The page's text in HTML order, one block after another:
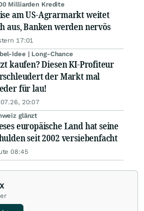
Milliarden Kredite
am US-Agrarmarkt weitet
aus, Banken werden nervös
17:01
Idee | Long-Chance
kaufen? Diesen KI-Profiteur
der Markt mal
für lau!
20:07
glänzt
europäische Land hat seine
seit 2002 versiebenfacht
08:45